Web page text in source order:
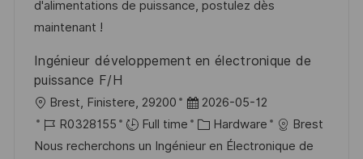
t
e
y
d'alimentations de puissance, postulez dès
maintenant !
Ingénieur développement en électronique de
puissance F/H
L
o
c
Brest, Finistere, 29200
P
o
s
2026-05-12
J
o
R0328155 Full time
C
a
Hardware
Brest
Nous recherchons un Ingénieur en Électronique de